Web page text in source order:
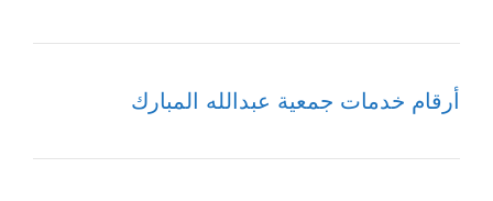
أرقام خدمات جمعية عبدالله المبارك